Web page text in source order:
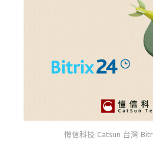
愷信科技 Catsun 台灣